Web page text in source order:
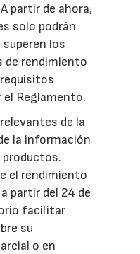
partir de ahora,
solo podrán
los
de rendimiento
Reglamento.
de la
la información
productos.
el rendimiento
partir del 24 de
facilitar
su
o en